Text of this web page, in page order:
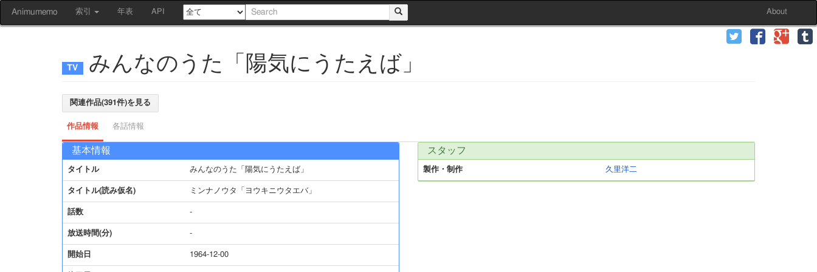
Animumemo 索引 年表 API About
みんなのうた「陽気にうたえば」
関連作品(391件)を見る
作品情報 各話情報
基本情報
タイトル みんなのうた「陽気にうたえば」
タイトル(読み仮名) ミンナノウタ「ヨウキニウタエバ」
話数 -
放送時間(分) -
開始日 1964-12-00
スタッフ
製作・制作 久里洋二